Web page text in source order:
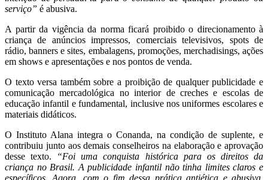
serviço” é abusiva.
A partir da vigência da norma ficará proibido o direcionamento à
criança de anúncios impressos, comerciais televisivos, spots de
rádio, banners e sites, embalagens, promoções, merchadisings, ações
em shows e apresentações e nos pontos de venda.
O texto versa também sobre a proibição de qualquer publicidade e
comunicação mercadológica no interior de creches e escolas de
educação infantil e fundamental, inclusive nos uniformes escolares e
materiais didáticos.
O Instituto Alana integra o Conanda, na condição de suplente, e
contribuiu junto aos demais conselheiros na elaboração e aprovação
desse texto.
“Foi uma conquista histórica para os direitos da
criança no Brasil. A publicidade infantil não tinha limites claros e
específicos. Agora, com o fim dessa prática antiética e abusiva,